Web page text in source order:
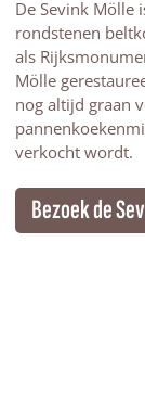
De Sevink Mölle
rondstenen
als
Mölle
nog altijd graan
verkocht wordt.
Bezoek de